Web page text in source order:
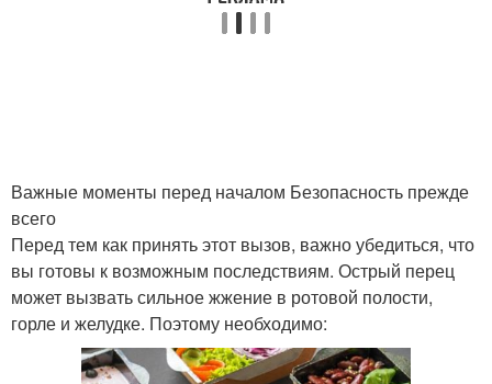
Важные моменты перед началом Безопасность прежде
всего
Перед тем как принять этот вызов, важно убедиться, что
вы готовы к возможным последствиям. Острый перец
может вызвать сильное жжение в ротовой полости,
горле и желудке. Поэтому необходимо: